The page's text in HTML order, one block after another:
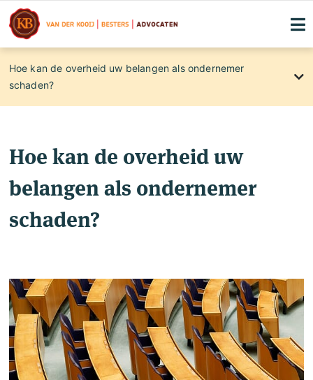
Hoe kan de overheid uw belangen als ondernemer
schaden?
ondernemer schaden?
Ondernemers en bestuursrecht
Hoe kan de overheid uw
belangen als ondernemer
schaden?